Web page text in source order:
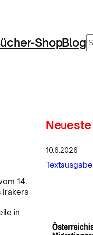
ShopBlog
14.
Irakers
in
10.6.2026